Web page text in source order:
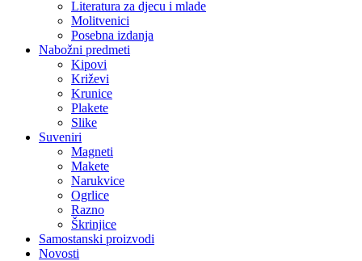
Literatura za djecu i mlade
Molitvenici
Posebna izdanja
Nabožni predmeti
Kipovi
Križevi
Krunice
Plakete
Slike
Suveniri
Magneti
Makete
Narukvice
Ogrlice
Razno
Škrinjice
Samostanski proizvodi
Novosti